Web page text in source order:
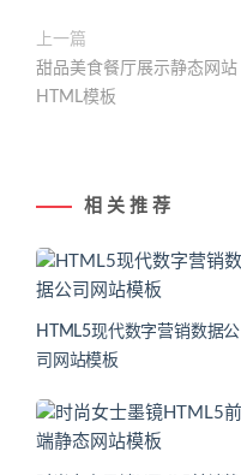
上一篇
甜品美食餐厅展示静态网站
HTML模板
相 关 推 荐
HTML5现代数字营销数据公
司网站模板